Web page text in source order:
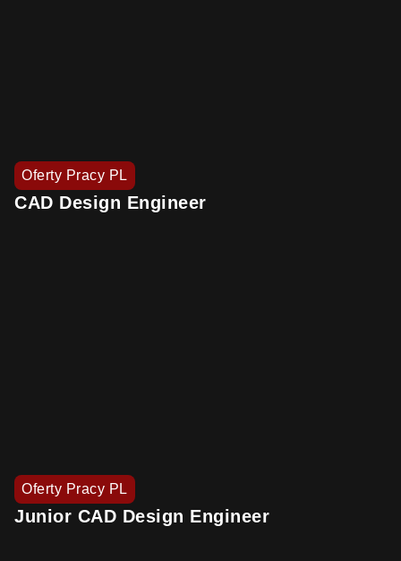
Oferty Pracy PL
CAD Design Engineer
Oferty Pracy PL
Junior CAD Design Engineer